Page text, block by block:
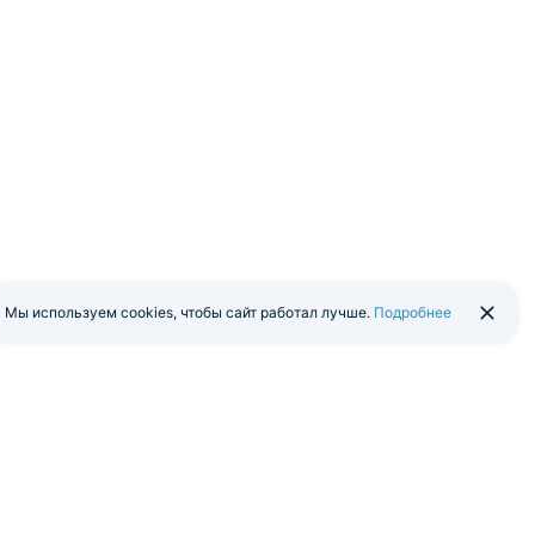
Мы используем cookies, чтобы сайт работал лучше. Подробнее